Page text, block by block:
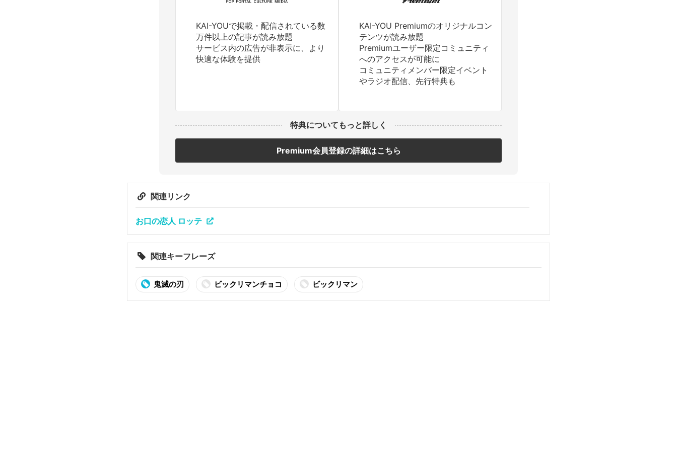
KAI-YOUで掲載・配信されている数
万件以上の記事が読み放題
サービス内の広告が非表示に、より
快適な体験を提供
KAI-YOU Premiumのオリジナルコン
テンツが読み放題
Premiumユーザー限定コミュニティ
へのアクセスが可能に
コミュニティメンバー限定イベント
やラジオ配信、先行特典も
特典についてもっと詳しく
Premium会員登録の詳細はこちら
関連リンク
お口の恋人 ロッテ
関連キーフレーズ
鬼滅の刃 ビックリマンチョコ ビックリマン